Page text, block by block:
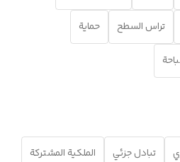
تراس السطح حماية
تبادل جزئي الملكية المشتركة